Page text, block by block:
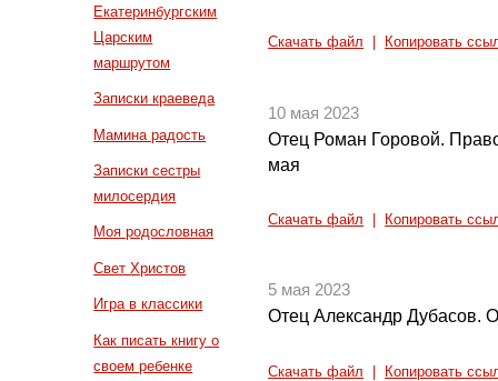
Екатеринбургским
Царским
маршрутом
Записки краеведа
Мамина радость
Записки сестры
милосердия
Моя родословная
Свет Христов
Игра в классики
Как писать книгу о
своем ребенке
Скачать файл Копировать
10 мая 2023
Отец Роман Горовой.
мая
Скачать файл Копировать
5 мая 2023
Отец Александр Дубасов.
Скачать файл Копировать